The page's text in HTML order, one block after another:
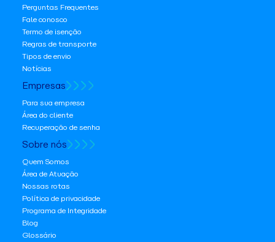
Perguntas Frequentes
Fale conosco
Termo de isenção
Regras de transporte
Tipos de envio
Notícias
Empresas
Para sua empresa
Área do cliente
Recuperação de senha
Sobre nós
Quem Somos
Área de Atuação
Nossas rotas
Política de privacidade
Programa de Integridade
Blog
Glossário